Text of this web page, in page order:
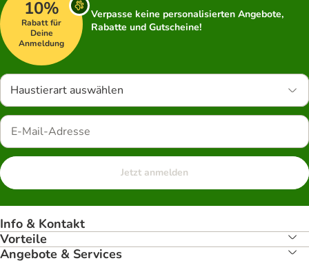
10%
Rabatt für
Deine
Anmeldung
Verpasse keine personalisierten Angebote,
Rabatte und Gutscheine!
Haustierart auswählen
Jetzt anmelden
Info & Kontakt
Vorteile
Angebote & Services